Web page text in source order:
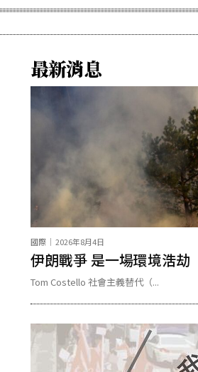
最新消息
國際 2026年8月4日
伊朗戰爭 是一場環境浩劫
Tom Costello 社會主義替代（...